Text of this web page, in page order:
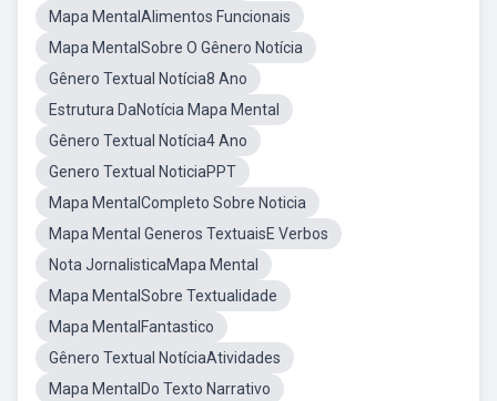
Mapa MentalAlimentos Funcionais
Mapa MentalSobre O Gênero Notícia
Gênero Textual Notícia8 Ano
Estrutura DaNotícia Mapa Mental
Gênero Textual Notícia4 Ano
Genero Textual NoticiaPPT
Mapa MentalCompleto Sobre Noticia
Mapa Mental Generos TextuaisE Verbos
Nota JornalisticaMapa Mental
Mapa MentalSobre Textualidade
Mapa MentalFantastico
Gênero Textual NotíciaAtividades
Mapa MentalDo Texto Narrativo